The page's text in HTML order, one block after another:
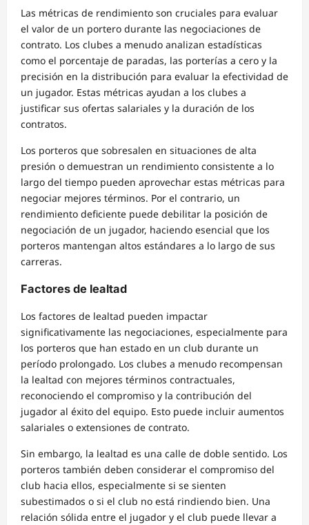
Las métricas de rendimiento son cruciales para evaluar
el valor de un portero durante las negociaciones de
contrato. Los clubes a menudo analizan estadísticas
como el porcentaje de paradas, las porterías a cero y la
precisión en la distribución para evaluar la efectividad de
un jugador. Estas métricas ayudan a los clubes a
justificar sus ofertas salariales y la duración de los
contratos.
Los porteros que sobresalen en situaciones de alta
presión o demuestran un rendimiento consistente a lo
largo del tiempo pueden aprovechar estas métricas para
negociar mejores términos. Por el contrario, un
rendimiento deficiente puede debilitar la posición de
negociación de un jugador, haciendo esencial que los
porteros mantengan altos estándares a lo largo de sus
carreras.
Factores de lealtad
Los factores de lealtad pueden impactar
significativamente las negociaciones, especialmente para
los porteros que han estado en un club durante un
período prolongado. Los clubes a menudo recompensan
la lealtad con mejores términos contractuales,
reconociendo el compromiso y la contribución del
jugador al éxito del equipo. Esto puede incluir aumentos
salariales o extensiones de contrato.
Sin embargo, la lealtad es una calle de doble sentido. Los
porteros también deben considerar el compromiso del
club hacia ellos, especialmente si se sienten
subestimados o si el club no está rindiendo bien. Una
relación sólida entre el jugador y el club puede llevar a